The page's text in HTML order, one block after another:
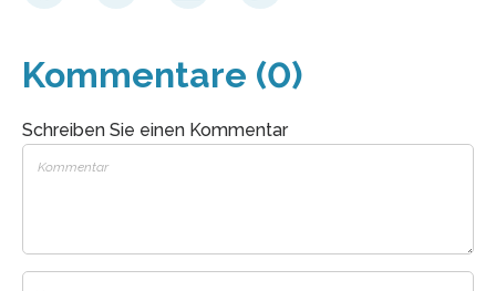
Kommentare (0)
Schreiben Sie einen Kommentar